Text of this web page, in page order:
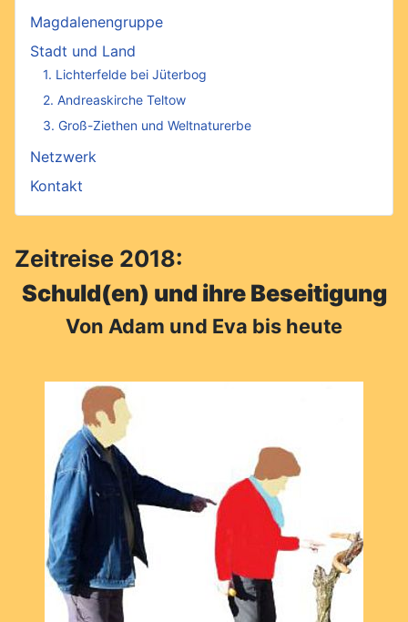
Magdalenengruppe
Stadt und Land
1. Lichterfelde bei Jüterbog
2. Andreaskirche Teltow
3. Groß-Ziethen und Weltnaturerbe
Netzwerk
Kontakt
Zeitreise 2018:
Schuld(en) und ihre Beseitigung
Von Adam und Eva bis heute